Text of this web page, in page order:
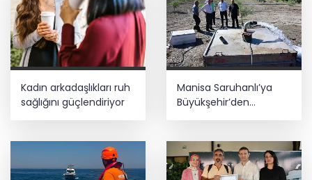
Kayseri Büyükşehir gökyüzü tutkunlarını
Erciyes'te buluşturacak
MGK bugün toplanıyor... Gündem
'Terörsüz Türkiye'
ediyor... Hudutlarda 490 kişi yakalandı
Kadın arkadaşlıkları ruh
sağlığını güçlendiriyor
Manisa Saruhanlı’ya
Büyükşehir’den